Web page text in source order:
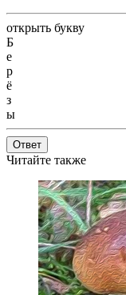
открыть букву
Б
е
р
ё
з
ы
Ответ
Читайте также